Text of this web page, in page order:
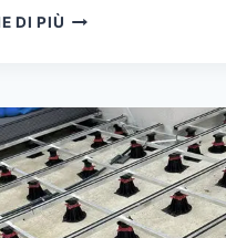
DI PIÙ
IL
DECKING
VI
GARANTISCONO
LA
MASSIMA